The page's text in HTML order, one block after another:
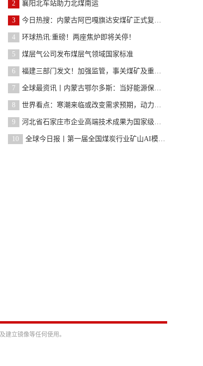
2 襄阳北车站助力北煤南运
3 今日热搜：内蒙古阿巴嘎旗达安煤矿正式复工建设
4 环球热讯:重磅！两座焦炉即将关停！
5 煤层气公司发布煤层气领域国家标准
6 福建三部门发文！加强监管，事关煤矿及重点非煤矿山
7 全球最资讯丨内蒙古鄂尔多斯：当好能源保供“压舱石
8 世界看点：寒潮来临或改变需求预期，动力煤价格止跌
9 河北省石家庄市企业高端技术成果为国家级示范矿井“
10 全球今日报丨第一届全国煤炭行业矿山AI模型大赛 初
立镜像等任何使用。